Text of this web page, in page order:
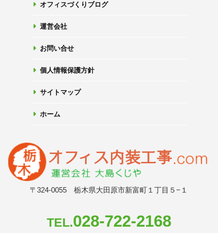
オフィスづくりブログ
運営会社
お問い合せ
個人情報保護方針
サイトマップ
ホーム
〒324-0055 栃木県大田原市新富町１丁目５−１
TEL.028-722-2168